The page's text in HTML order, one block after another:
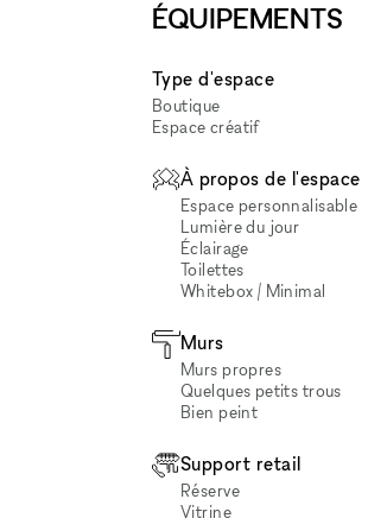
ÉQUIPEMENTS
Type d'espace
Boutique
Espace créatif
À propos de l'espace
Espace personnalisable
Lumière du jour
Éclairage
Toilettes
Whitebox / Minimal
Murs
Murs propres
Quelques petits trous
Bien peint
Support retail
Réserve
Vitrine